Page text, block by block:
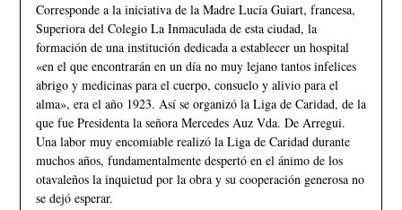
Corresponde a la iniciativa de la Madre Lucía Guiart, francesa,
Superiora del Colegio La Inmaculada de esta ciudad, la
formación de una institución dedicada a establecer un hospital
«en el que encontrarán en un día no muy lejano tantos infelices
abrigo y medicinas para el cuerpo, consuelo y alivio para el
alma», era el año 1923. Así se organizó la Liga de Caridad, de la
que fue Presidenta la señora Mercedes Auz Vda. De Arregui.
Una labor muy encomiable realizó la Liga de Caridad durante
muchos años, fundamentalmente despertó en el ánimo de los
otavaleños la inquietud por la obra y su cooperación generosa no
se dejó esperar.